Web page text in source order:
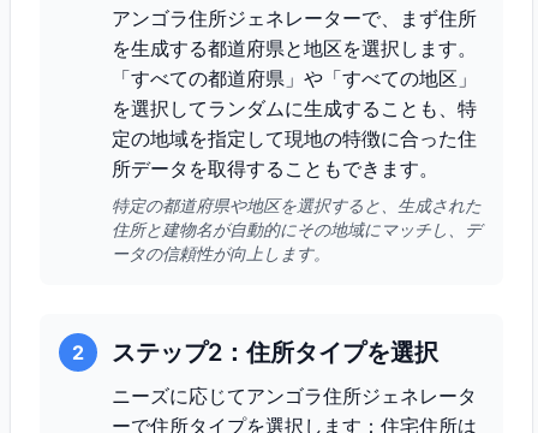
アンゴラ住所ジェネレーターで、まず住所
を生成する都道府県と地区を選択します。
「すべての都道府県」や「すべての地区」
を選択してランダムに生成することも、特
定の地域を指定して現地の特徴に合った住
所データを取得することもできます。
特定の都道府県や地区を選択すると、生成された
住所と建物名が自動的にその地域にマッチし、デ
ータの信頼性が向上します。
2 ステップ2：住所タイプを選択
ニーズに応じてアンゴラ住所ジェネレータ
ーで住所タイプを選択します：住宅住所は